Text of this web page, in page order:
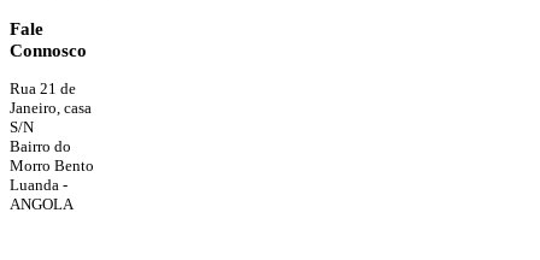
Fale
Connosco
Rua 21 de
Janeiro, casa
S/N
Bairro do
Morro Bento
Luanda -
ANGOLA